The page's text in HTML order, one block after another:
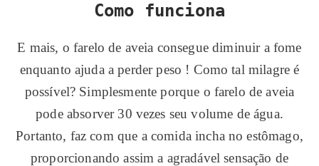
Como funciona
E mais, o farelo de aveia consegue diminuir a fome
enquanto ajuda a perder peso ! Como tal milagre é
possível? Simplesmente porque o farelo de aveia
pode absorver 30 vezes seu volume de água.
Portanto, faz com que a comida incha no estômago,
proporcionando assim a agradável sensação de